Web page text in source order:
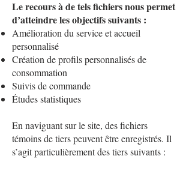
Le recours à de tels fichiers nous permet
d’atteindre les objectifs suivants :
Amélioration du service et accueil
personnalisé
Création de profils personnalisés de
consommation
Suivis de commande
Études statistiques
En naviguant sur le site, des fichiers
témoins de tiers peuvent être enregistrés. Il
s’agit particulièrement des tiers suivants :